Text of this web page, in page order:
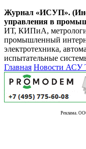
Журнал «ИСУП».
управления в
ИТ, КИПиА,
промышленный
электротехника,
испытательные
Главная Новости АСУ
Реклама.